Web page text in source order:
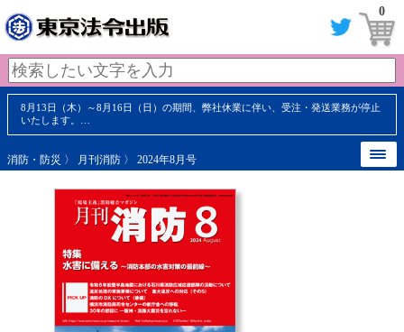
0
8月13日（木）～8月16日（日）の期間、弊社休業に伴い、受注・発送業務が停止
いたします。…
消防・防災 〉 月刊消防 〉 2024年8月号